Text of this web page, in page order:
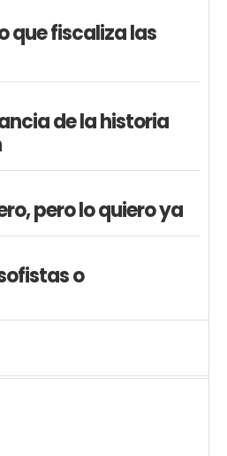
que fiscaliza las
de la historia
pero lo quiero ya
o